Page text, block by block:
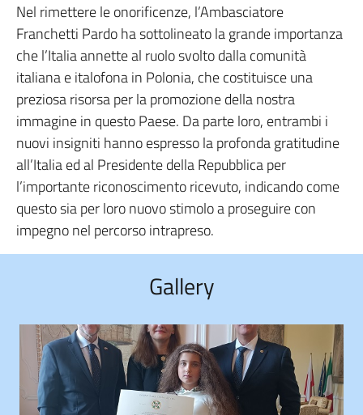
Nel rimettere le onorificenze, l’Ambasciatore
Franchetti Pardo ha sottolineato la grande importanza
che l’Italia annette al ruolo svolto dalla comunità
italiana e italofona in Polonia, che costituisce una
preziosa risorsa per la promozione della nostra
immagine in questo Paese. Da parte loro, entrambi i
nuovi insigniti hanno espresso la profonda gratitudine
all’Italia ed al Presidente della Repubblica per
l’importante riconoscimento ricevuto, indicando come
questo sia per loro nuovo stimolo a proseguire con
impegno nel percorso intrapreso.
Gallery